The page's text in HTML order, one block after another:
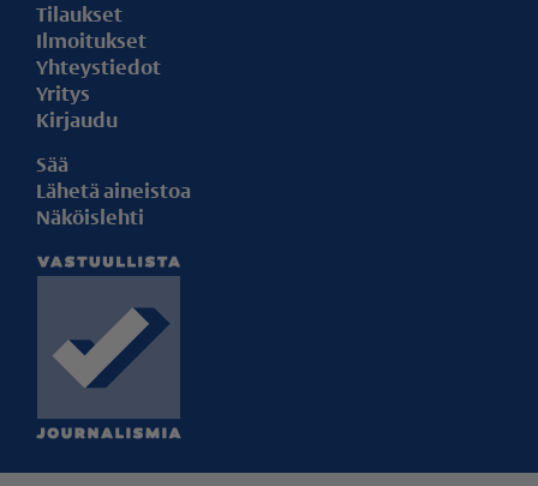
Tilaukset
Ilmoitukset
Yhteystiedot
Yritys
Kirjaudu
Sää
Lähetä aineistoa
Näköislehti